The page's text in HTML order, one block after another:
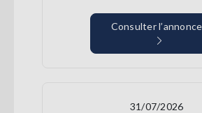
Consulter l’annonce
31/07/2026